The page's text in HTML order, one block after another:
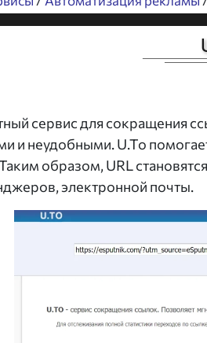
сервис для сокращения
и неудобными. U.To
образом, URL
электронной почты.